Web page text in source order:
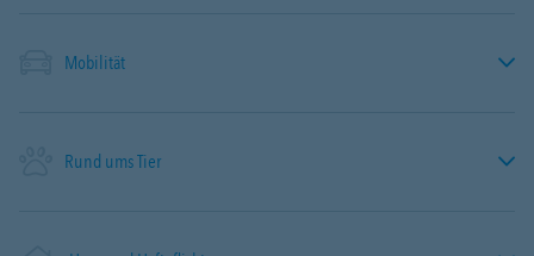
Mobilität
Rund ums Tier